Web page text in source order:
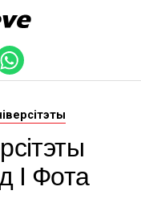
І Фота